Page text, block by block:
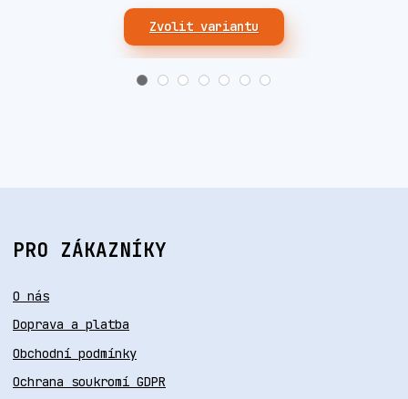
Zvolit variantu
PRO ZÁKAZNÍKY
O nás
Doprava a platba
Obchodní podmínky
Ochrana soukromí GDPR